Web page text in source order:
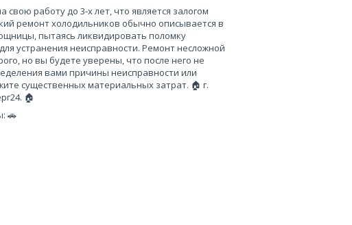
работу до 3-х лет, что является залогом
ремонт холодильников обычно описывается в
пытаясь ликвидировать поломку
устранения неисправности. Ремонт несложной
но вы будете уверены, что после него не
вами причины неисправности или
существенных материальных затрат. 🏠 г.
🏠
🚗